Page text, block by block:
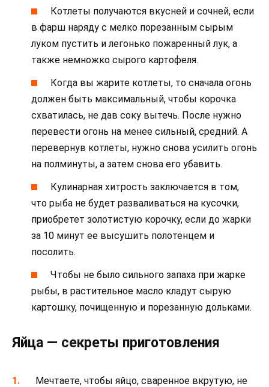
Котлеты получаются вкусней и сочней, если
в фарш наряду с мелко порезанным сырым
луком пустить и легонько пожаренный лук, а
также немножко сырого картофеля.
Когда вы жарите котлеты, то сначала огонь
должен быть максимальный, чтобы корочка
схватилась, не дав соку вытечь. После нужно
перевести огонь на менее сильный, средний. А
перевернув котлеты, нужно снова усилить огонь
на полминуты, а затем снова его убавить.
Кулинарная хитрость заключается в том,
что рыба не будет разваливаться на кусочки,
приобретет золотистую корочку, если до жарки
за 10 минут ее высушить полотенцем и
посолить.
Чтобы не было сильного запаха при жарке
рыбы, в растительное масло кладут сырую
картошку, почищенную и порезанную дольками.
Яйца — секреты приготовления
Мечтаете, чтобы яйцо, сваренное вкрутую, не